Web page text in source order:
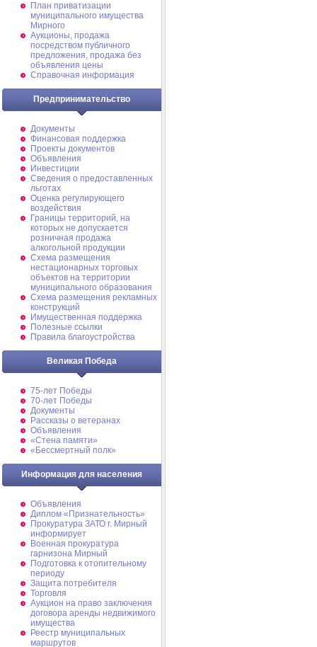
План приватизации
муниципального имущества
Мирного
Аукционы, продажа
посредством публичного
предложения, продажа без
объявления цены
Справочная информация
Предпринимательство
Документы
Финансовая поддержка
Проекты документов
Объявления
Инвестиции
Сведения о предоставленных
льготах
Оценка регулирующего
воздействия
Границы территорий, на
которых не допускается
розничная продажа
алкогольной продукции
Схема размещения
нестационарных торговых
объектов на территории
муниципального образования
Схема размещения рекламных
конструкций
Имущественная поддержка
Полезные ссылки
Правила благоустройства
Великая Победа
75-лет Победы
70-лет Победы
Документы
Рассказы о ветеранах
Объявления
«Стена памяти»
«Бессмертный полк»
Информация для населения
Объявления
Диплом «Признательность»
Прокуратура ЗАТО г. Мирный
информирует
Военная прокуратура
гарнизона Мирный
Подготовка к отопительному
периоду
Защита потребителя
Торговля
Аукцион на право заключения
договора аренды недвижимого
имущества
Реестр муниципальных
маршрутов